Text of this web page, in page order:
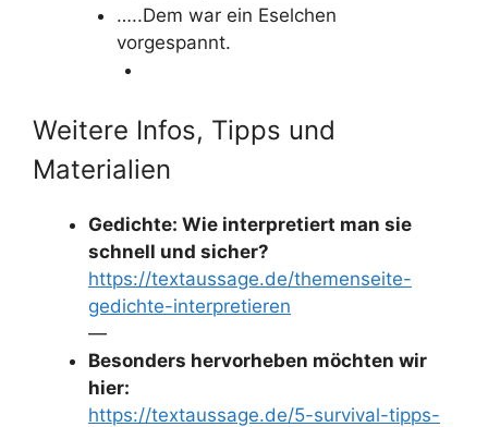
…..Dem war ein Eselchen
vorgespannt.
Weitere Infos, Tipps und
Materialien
Gedichte: Wie interpretiert man sie
schnell und sicher?
https://textaussage.de/themenseite-
gedichte-interpretieren
—
Besonders hervorheben möchten wir
hier:
https://textaussage.de/5-survival-tipps-